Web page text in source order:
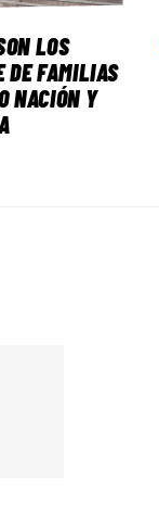
LOS
DE FAMILIAS
NACIÓN Y